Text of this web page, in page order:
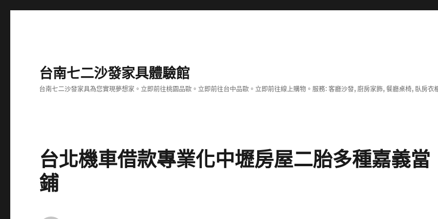
台南七二沙發家具體驗館
台南七二沙發家具為您實現夢想家。立即前往桃園品歐。立即前往台中品歐。立即前往線上購物。服務: 客廳沙發, 廚房家飾, 餐廳桌椅, 臥房衣
台北機車借款專業化中壢房屋二胎多種嘉義當
鋪